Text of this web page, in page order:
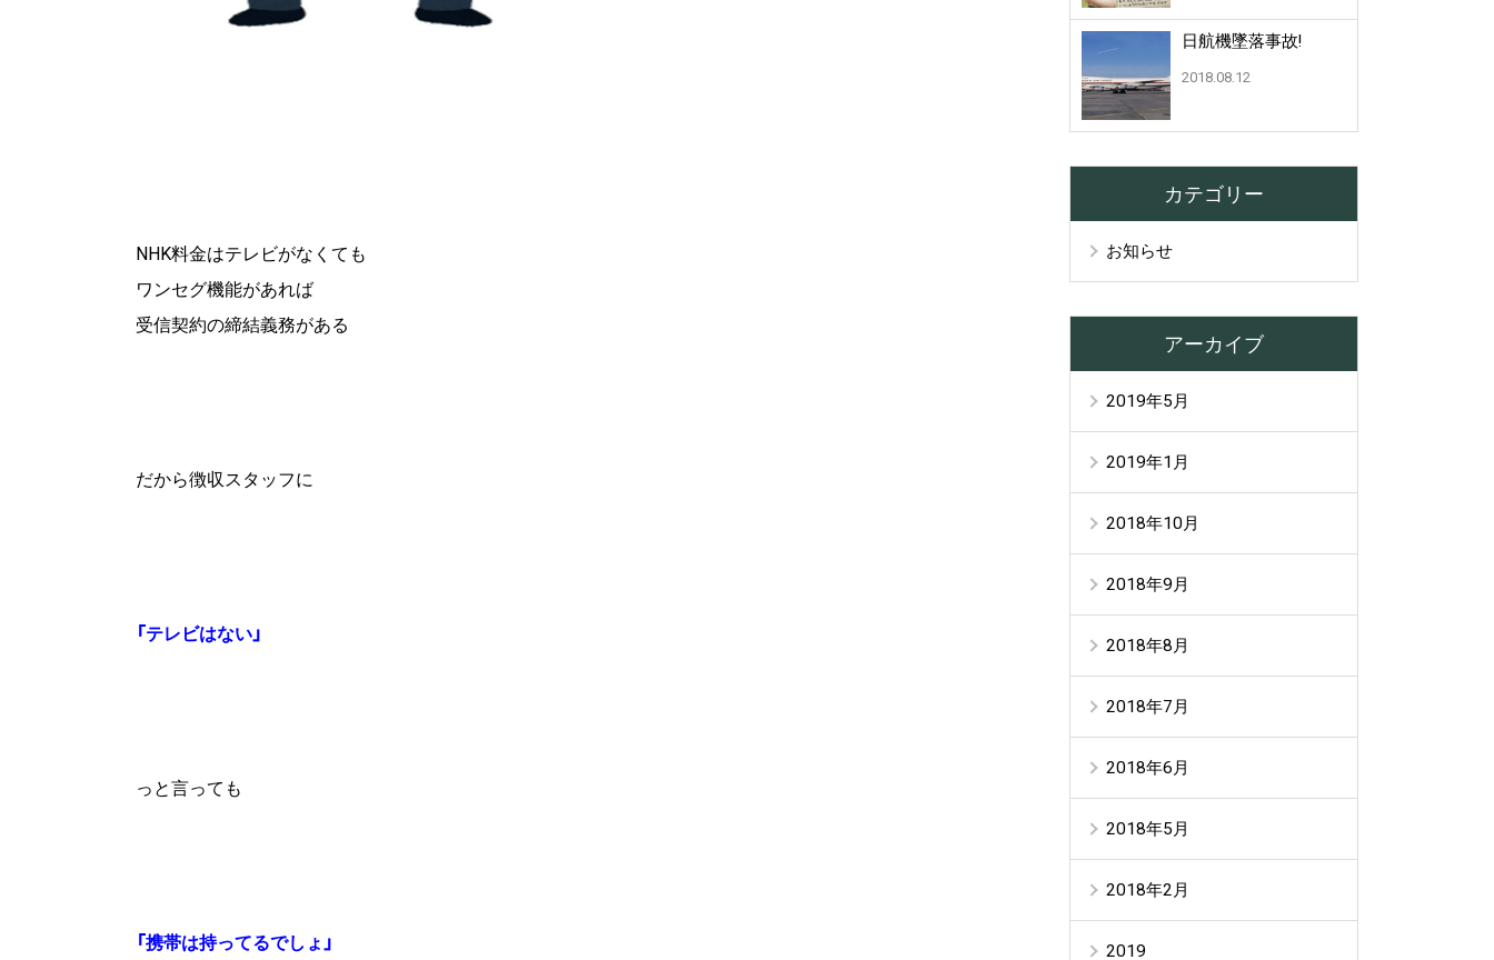
日航機墜落事故!
2018.08.12
カテゴリー
お知らせ
アーカイブ
2019年5月
2019年1月
2018年10月
2018年9月
2018年8月
2018年7月
2018年6月
2018年5月
2018年2月
2019
NHK料金はテレビがなくても
ワンセグ機能があれば
受信契約の締結義務がある
だから徴収スタッフに
「テレビはない」
っと言っても
「携帯は持ってるでしょ」